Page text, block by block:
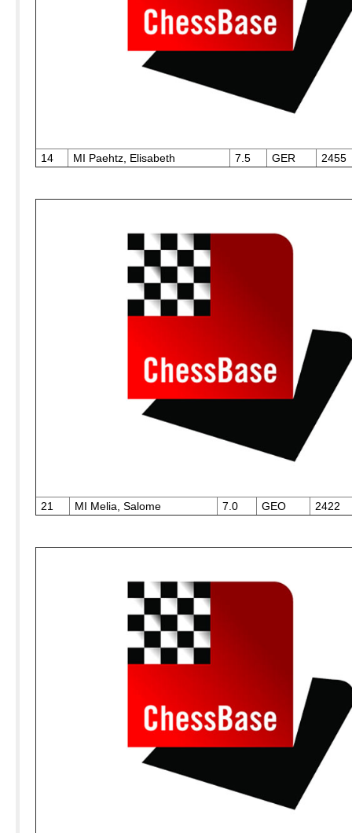
14 MI Paehtz, Elisabeth 7.5 GER 2455
21 MI Melia, Salome 7.0 GEO 2422